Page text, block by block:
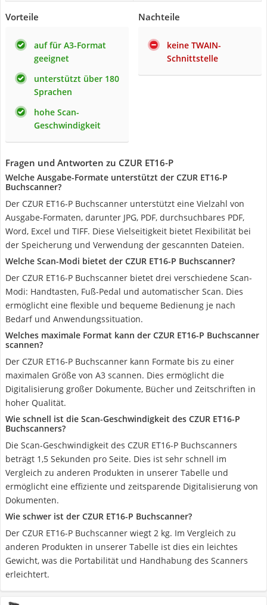
Vorteile
auf für A3-Format
geeignet
unterstützt über 180
Sprachen
hohe Scan-
Geschwindigkeit
Nachteile
keine TWAIN-
Schnittstelle
Fragen und Antworten zu CZUR ET16-P
Welche Ausgabe-Formate unterstützt der CZUR ET16-P
Buchscanner?
Der CZUR ET16-P Buchscanner unterstützt eine Vielzahl von
Ausgabe-Formaten, darunter JPG, PDF, durchsuchbares PDF,
Word, Excel und TIFF. Diese Vielseitigkeit bietet Flexibilität bei
der Speicherung und Verwendung der gescannten Dateien.
Welche Scan-Modi bietet der CZUR ET16-P Buchscanner?
Der CZUR ET16-P Buchscanner bietet drei verschiedene Scan-
Modi: Handtasten, Fuß-Pedal und automatischer Scan. Dies
ermöglicht eine flexible und bequeme Bedienung je nach
Bedarf und Anwendungssituation.
Welches maximale Format kann der CZUR ET16-P Buchscanner
scannen?
Der CZUR ET16-P Buchscanner kann Formate bis zu einer
maximalen Größe von A3 scannen. Dies ermöglicht die
Digitalisierung großer Dokumente, Bücher und Zeitschriften in
hoher Qualität.
Wie schnell ist die Scan-Geschwindigkeit des CZUR ET16-P
Buchscanners?
Die Scan-Geschwindigkeit des CZUR ET16-P Buchscanners
beträgt 1,5 Sekunden pro Seite. Dies ist sehr schnell im
Vergleich zu anderen Produkten in unserer Tabelle und
ermöglicht eine effiziente und zeitsparende Digitalisierung von
Dokumenten.
Wie schwer ist der CZUR ET16-P Buchscanner?
Der CZUR ET16-P Buchscanner wiegt 2 kg. Im Vergleich zu
anderen Produkten in unserer Tabelle ist dies ein leichtes
Gewicht, was die Portabilität und Handhabung des Scanners
erleichtert.